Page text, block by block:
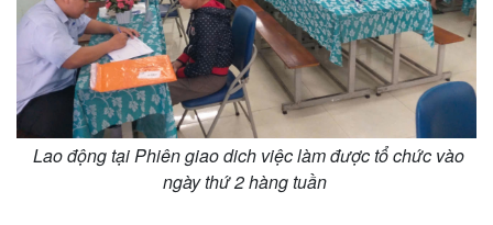
Lao động tại Phiên giao dich việc làm được tổ chức vào
ngày thứ 2 hàng tuần